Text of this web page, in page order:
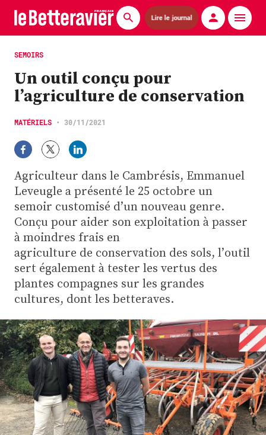
Lire le journal
Actualités
Économie
Agronomie
Matériels
La technique ITB
Pommes de terre
Guides pratiques
Chasse
Plus
SEMOIRS
Un outil conçu pour
l’agriculture de conservation
MATÉRIELS • 30/11/2021
Agriculteur dans le Cambrésis, Emmanuel
Leveugle a présenté le 25 octobre un
semoir customisé d’un nouveau genre.
Conçu pour aider son exploitation à passer
à moindres frais en
agriculture de conservation des sols, l’outil
sert également à tester les vertus des
plantes compagnes sur les grandes
cultures, dont les betteraves.